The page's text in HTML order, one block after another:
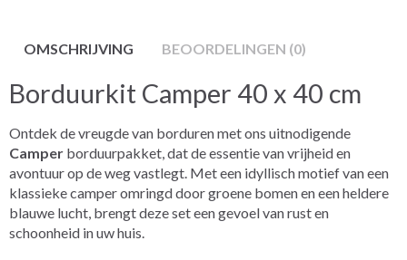
OMSCHRIJVING BEOORDELINGEN (0)
Borduurkit Camper 40 x 40 cm
Ontdek de vreugde van borduren met ons uitnodigende
Camper borduurpakket, dat de essentie van vrijheid en
avontuur op de weg vastlegt. Met een idyllisch motief van een
klassieke camper omringd door groene bomen en een heldere
blauwe lucht, brengt deze set een gevoel van rust en
schoonheid in uw huis.